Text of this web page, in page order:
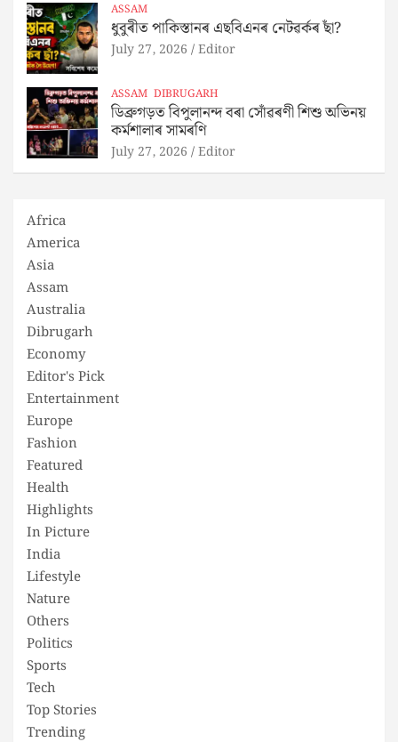
ASSAM
ধুবুৰীত পাকিস্তানৰ এছবিএনৰ নেটৱৰ্কৰ ছাঁ?
July 27, 2026 Editor
ASSAM DIBRUGARH
ডিব্ৰুগড়ত বিপুলানন্দ বৰা সোঁৱৰণী শিশু অভিনয়
কৰ্মশালাৰ সামৰণি
July 27, 2026 Editor
Africa
America
Asia
Assam
Australia
Dibrugarh
Economy
Editor's Pick
Entertainment
Europe
Fashion
Featured
Health
Highlights
In Picture
India
Lifestyle
Nature
Others
Politics
Sports
Tech
Top Stories
Trending